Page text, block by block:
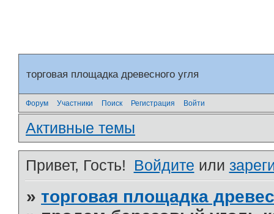
торговая площадка древесного угля
Форум Участники Поиск Регистрация Войти
Активные темы
Привет, Гость! Войдите или
»торговая площадка